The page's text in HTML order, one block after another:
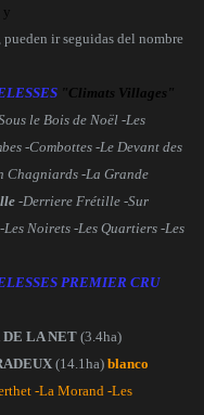
y
ir seguidas del nombre
"Climats Villages"
le Bois de Noël -Les
-Combottes -Le Devant des
Chagniards -La Grande
-Derriere Frétille -Sur
Noirets -Les Quartiers -Les
PREMIER CRU
DE LA NET (3.4ha)
(14.1ha) blanco
-La Morand -Les